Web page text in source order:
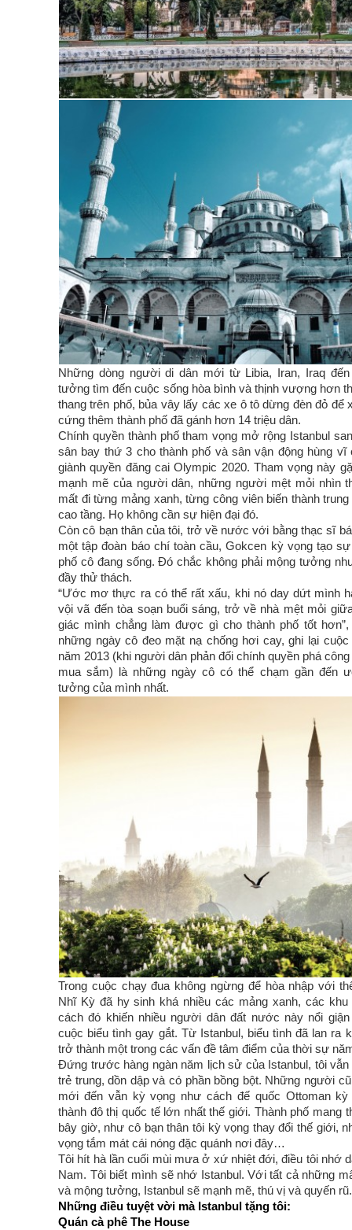
Những dòng người di dân mới từ Libia, Iran, Iraq
tưởng tìm đến cuộc sống hòa bình và thịnh vượng hơn
thang trên phố, bủa vây lấy các xe ô tô dừng đèn đỏ để
cứng thêm thành phố đã gánh hơn 14 triệu dân.
Chính quyền thành phố tham vọng mở rộng Istanbul
sân bay thứ 3 cho thành phố và sân vận động hùng vĩ
giành quyền đăng cai Olympic 2020. Tham vọng này
mạnh mẽ của người dân, những người mệt mỏi nhìn
mất đi từng mảng xanh, từng công viên biến thành
cao tầng. Họ không cần sự hiện đại đó.
Còn cô bạn thân của tôi, trở về nước với bằng thạc sĩ
một tập đoàn báo chí toàn cầu, Gokcen kỳ vọng tạo
phố cô đang sống. Đó chắc không phải mộng tưởng
đầy thử thách.
“Ước mơ thực ra có thể rất xấu, khi nó day dứt mình
vội vã đến tòa soạn buổi sáng, trở về nhà mệt mỏi
giác mình chẳng làm được gì cho thành phố tốt
những ngày cô đeo mặt nạ chống hơi cay, ghi lại
năm 2013 (khi người dân phản đối chính quyền phá
mua sắm) là những ngày cô có thể chạm gần đến
tưởng của mình nhất.
Trong cuộc chạy đua không ngừng để hòa nhập với
Nhĩ Kỳ đã hy sinh khá nhiều các mảng xanh, các
cách đó khiến nhiều người dân đất nước này nổi
cuộc biểu tình gay gắt. Từ Istanbul, biểu tình đã lan ra
trở thành một trong các vấn đề tâm điểm của thời sự
Đứng trước hàng ngàn năm lịch sử của Istanbul, tôi vẫn
trẻ trung, dồn dập và có phần bồng bột. Những người
mới đến vẫn kỳ vọng như cách đế quốc Ottoman kỳ
thành đô thị quốc tế lớn nhất thế giới. Thành phố mang
bây giờ, như cô bạn thân tôi kỳ vọng thay đổi thế giới,
vọng tắm mát cái nóng đặc quánh nơi đây…
Tôi hít hà lần cuối mùi mưa ở xứ nhiệt đới, điều tôi nhớ
Nam. Tôi biết mình sẽ nhớ Istanbul. Với tất cả những
và mộng tưởng, Istanbul sẽ mạnh mẽ, thú vị và quyến rũ.
Những điều tuyệt vời mà Istanbul tặng tôi:
Quán cà phê The House